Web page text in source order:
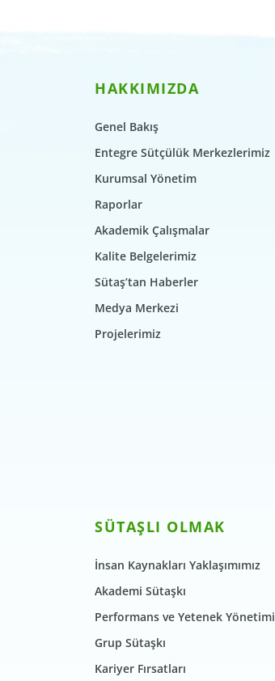
HAKKIMIZDA
Genel Bakış
Entegre Sütçülük Merkezlerimiz
Kurumsal Yönetim
Raporlar
Akademik Çalışmalar
Kalite Belgelerimiz
Sütaş’tan Haberler
Medya Merkezi
Projelerimiz
SÜTAŞLI OLMAK
İnsan Kaynakları Yaklaşımımız
Akademi Sütaşkı
Performans ve Yetenek Yönetimi
Grup Sütaşkı
Kariyer Fırsatları